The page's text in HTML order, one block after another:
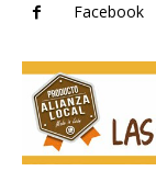
Facebook